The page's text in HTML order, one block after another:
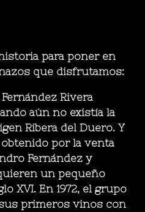
para poner en
que disfrutamos:
Rivera
aún no existía la
Ribera del Duero. Y
por la venta
Fernández y
un pequeño
XVI. En 1972, el grupo
primeros vinos con